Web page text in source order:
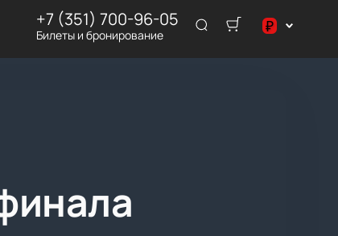
+7 (351) 700-96-05
Билеты и бронирование ₽
$